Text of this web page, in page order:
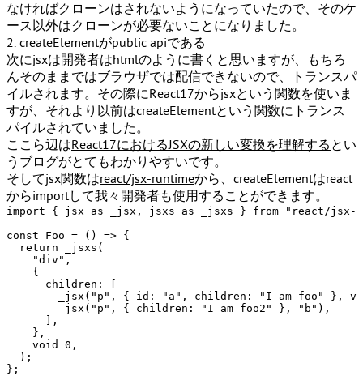
なければクローンはされないようになっていたので、そのケ
ース以外はクローンが必要ないことになりました。
2. createElementがpublic apiである
次にjsxは開発者はhtmlのように書くと思いますが、もちろ
んそのままではブラウザでは配信できないので、トランスパ
イルされます。その際にReact17からjsxという関数を使いま
すが、それより以前はcreateElementという関数にトランス
パイルされていました。
ここら辺はReact17におけるJSXの新しい変換を理解する とい
うブログがとてもわかりやすいです。
そしてjsx関数はreact/jsx-runtimeから、createElementはreact
からimportして我々開発者も使用することができます。
import { jsx as _jsx, jsxs as _jsxs } from
"react/jsx-
const
Foo = ( ) => {
return
_jsxs (
"div" ,
    {
children : [
_jsx ( "p" , { id : "a" , children : "I am foo" },
_jsx ( "p" , { children : "I am foo2" }, "b" ),
      ],
    },
void
0 ,
  );
};